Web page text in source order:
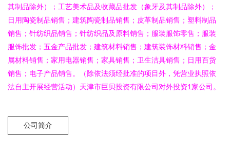
其制品除外）；工艺美术品及收藏品批发（象牙及其制品除外）；
日用陶瓷制品销售；建筑陶瓷制品销售；皮革制品销售；塑料制品
销售；针纺织品销售；针纺织品及原料销售；服装服饰零售；服装
服饰批发；五金产品批发；建筑材料销售；建筑装饰材料销售；金
属材料销售；家用电器销售；家具销售；卫生洁具销售；日用百货
销售；电子产品销售。（除依法须经批准的项目外，凭营业执照依
法自主开展经营活动）天津市巨贝投资有限公司对外投资1家公司。
公司简介